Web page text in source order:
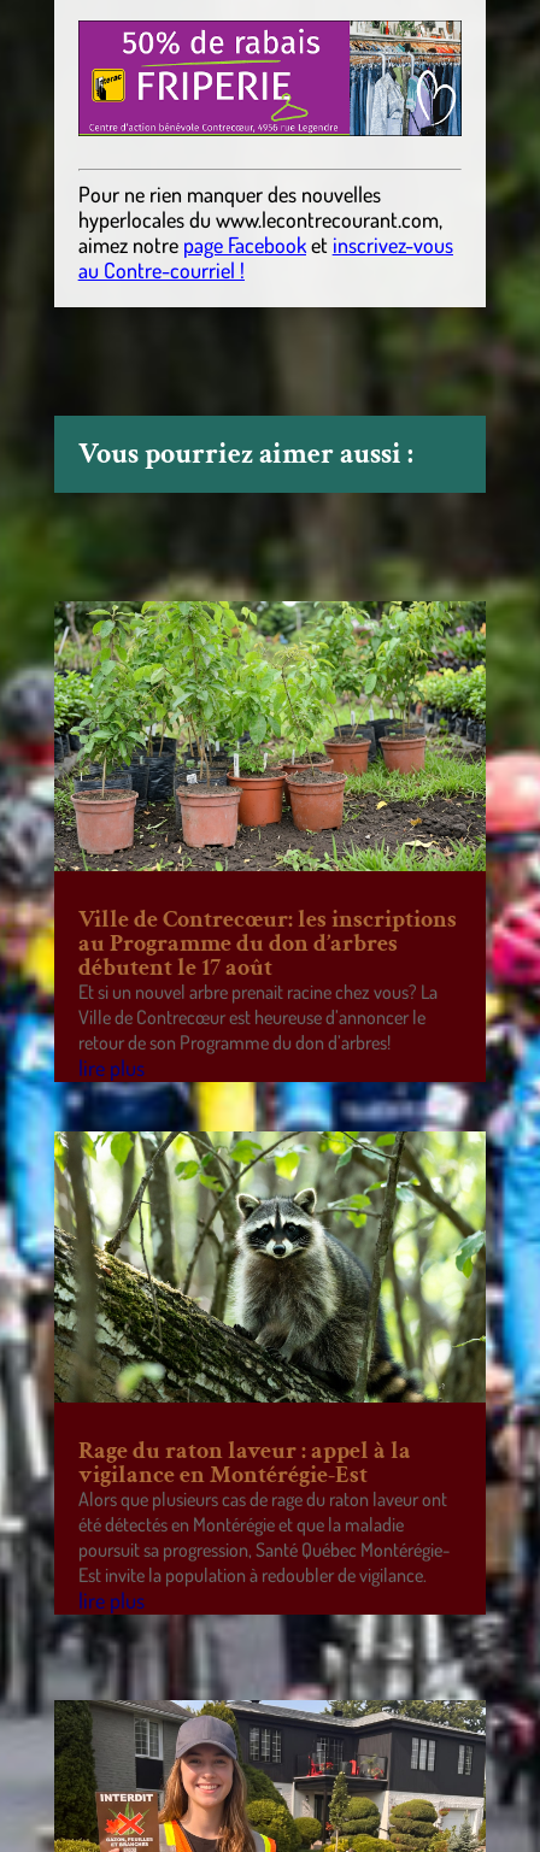
Pour ne rien manquer des nouvelles
hyperlocalesdu www.lecontrecourant.com,
aimez notre page Facebooket inscrivez-vous
au Contre-courriel !
Vous pourriez aimer aussi :
Ville de Contrecœur: les inscriptions
au Programme du don d’arbres
débutent le 17 août
Et si un nouvel arbre prenait racine chez vous? La
Ville de Contrecœur est heureuse d’annoncer le
retour de son Programme du don d’arbres!
lire plus
Rage du raton laveur : appel à la
vigilance en Montérégie-Est
Alors que plusieurs cas de rage du raton laveur ont
été détectés en Montérégie et que la maladie
poursuit sa progression, Santé Québec Montérégie-
Est invite la population à redoubler de vigilance.
lire plus